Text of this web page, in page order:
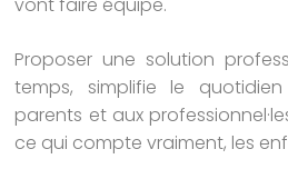
Proposer une solution
temps, simplifie le
parents et aux
ce qui compte vraiment, les